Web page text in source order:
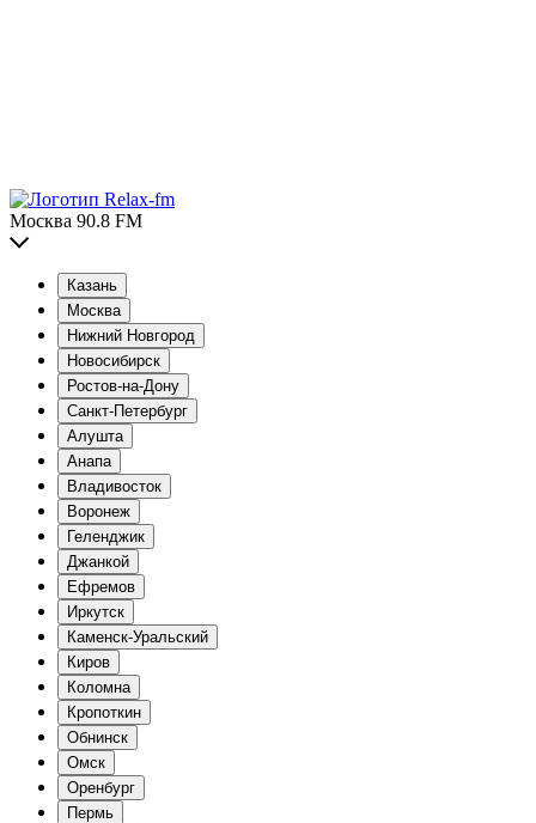
Москва 90.8 FM
Казань
Москва
Нижний Новгород
Новосибирск
Ростов-на-Дону
Санкт-Петербург
Алушта
Анапа
Владивосток
Воронеж
Геленджик
Джанкой
Ефремов
Иркутск
Каменск-Уральский
Киров
Коломна
Кропоткин
Обнинск
Омск
Оренбург
Пермь